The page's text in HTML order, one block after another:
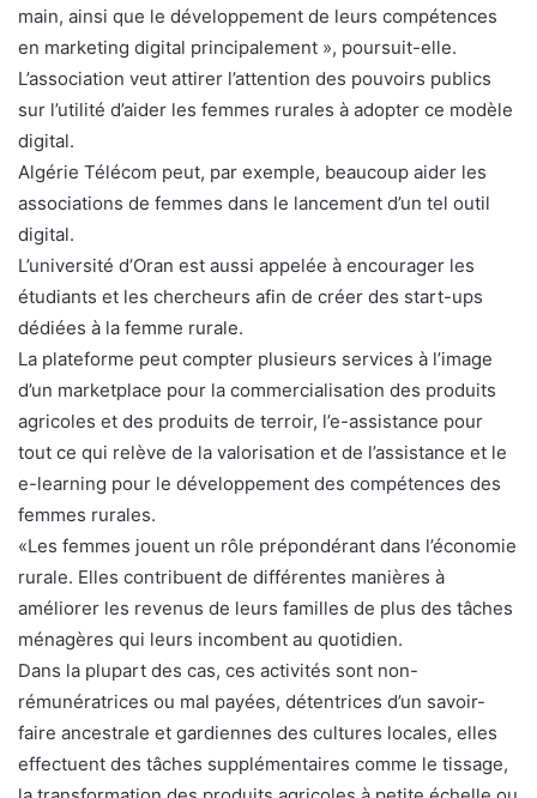
main, ainsi que le développement de leurs compétences
en marketing digital principalement », poursuit-elle.
L’association veut attirer l’attention des pouvoirs publics
sur l’utilité d’aider les femmes rurales à adopter ce modèle
digital.
Algérie Télécom peut, par exemple, beaucoup aider les
associations de femmes dans le lancement d’un tel outil
digital.
L’université d’Oran est aussi appelée à encourager les
étudiants et les chercheurs afin de créer des start-ups
dédiées à la femme rurale.
La plateforme peut compter plusieurs services à l’image
d’un marketplace pour la commercialisation des produits
agricoles et des produits de terroir, l’e-assistance pour
tout ce qui relève de la valorisation et de l’assistance et le
e-learning pour le développement des compétences des
femmes rurales.
«Les femmes jouent un rôle prépondérant dans l’économie
rurale. Elles contribuent de différentes manières à
améliorer les revenus de leurs familles de plus des tâches
ménagères qui leurs incombent au quotidien.
Dans la plupart des cas, ces activités sont non-
rémunératrices ou mal payées, détentrices d’un savoir-
faire ancestrale et gardiennes des cultures locales, elles
effectuent des tâches supplémentaires comme le tissage,